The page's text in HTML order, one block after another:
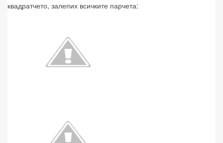
квадратчето, залепих всичките парчета: